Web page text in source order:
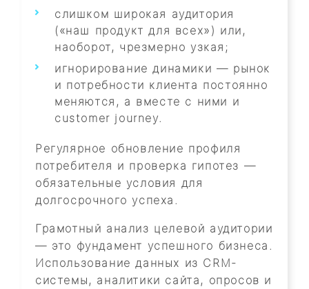
слишком широкая аудитория
(«наш продукт для всех») или,
наоборот, чрезмерно узкая;
игнорирование динамики — рынок
и потребности клиента постоянно
меняются, а вместе с ними и
customer journey.
Регулярное обновление профиля
потребителя и проверка гипотез —
обязательные условия для
долгосрочного успеха.
Грамотный анализ целевой аудитории
— это фундамент успешного бизнеса.
Использование данных из CRM-
системы, аналитики сайта, опросов и